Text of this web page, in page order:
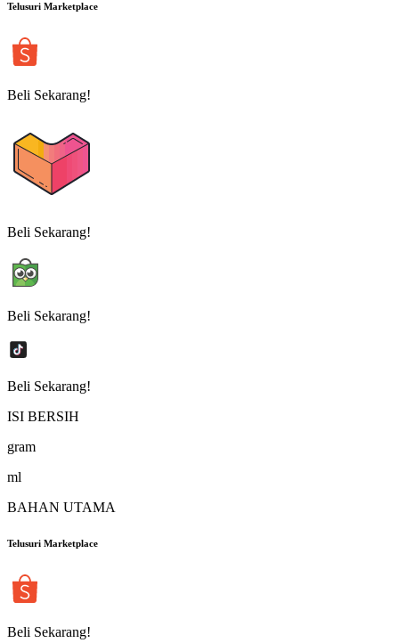
Telusuri Marketplace
Beli Sekarang!
Beli Sekarang!
Beli Sekarang!
Beli Sekarang!
ISI BERSIH
gram
ml
BAHAN UTAMA
Telusuri Marketplace
Beli Sekarang!